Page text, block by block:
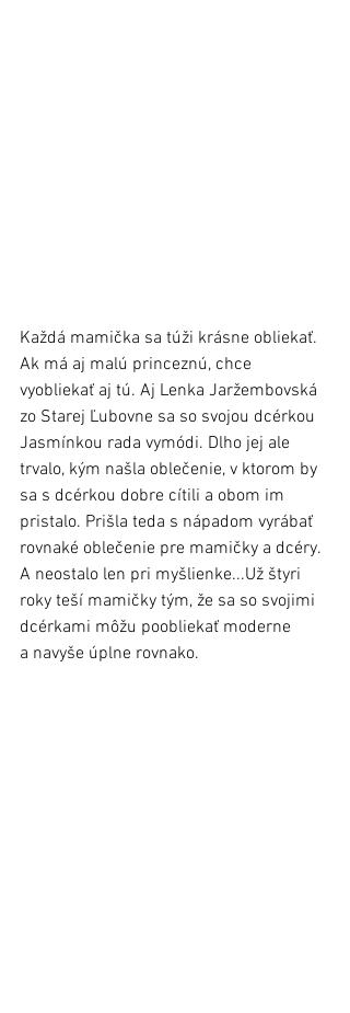
Každá mamička sa túži krásne obliekať.
Ak má aj malú princeznú, chce
vyobliekať aj tú. Aj Lenka Jaržembovská
zo Starej Ľubovne sa so svojou dcérkou
Jasmínkou rada vymódi. Dlho jej ale
trvalo, kým našla oblečenie, v ktorom by
sa s dcérkou dobre cítili a obom im
pristalo. Prišla teda s nápadom vyrábať
rovnaké oblečenie pre mamičky a dcéry.
A neostalo len pri myšlienke...Už štyri
roky teší mamičky tým, že sa so svojimi
dcérkami môžu poobliekať moderne
a navyše úplne rovnako.